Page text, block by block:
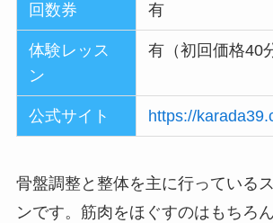
回数券 有
体験レッス
ン
有（初回価格40
公式サイト https://
骨盤調整と整体を主に行っている
ンです。筋肉をほぐすのはもちろ